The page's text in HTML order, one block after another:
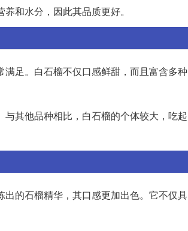
和水分，因此其品质更好。
足。白石榴不仅口感鲜甜，而且富含多种
其他品种相比，白石榴的个体较大，吃起
的石榴精华，其口感更加出色。它不仅具